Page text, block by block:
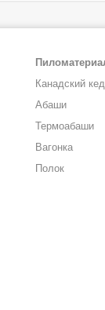
Канадский
Абаши
Термоабаши
Вагонка
Полок